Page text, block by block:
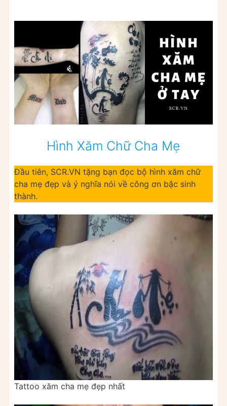
Hình Xăm Chữ Cha Mẹ
Đầu tiên, SCR.VN tặng bạn đọc bộ hình xăm chữ
cha mẹ đẹp và ý nghĩa nói về công ơn bậc sinh
thành.
Tattoo xăm cha mẹ đẹp nhất